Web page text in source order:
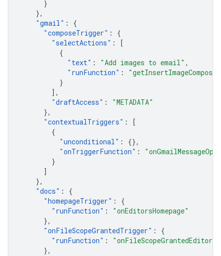
}
},
"gmail" :
{
"composeTrigger" :
{
"selectActions" :
[
{
" text" : "Add images to email" ,
" runFunction" :
}
],
"draftAccess" :
"METADATA"
},
"contextualTriggers" :
[
{
"unconditional" :
{},
"onTriggerFunction" :
}
]
},
"docs" :
{
"homepageTrigger" :
{
" runFunction" :
"onEditorsHomepage"
},
"onFileScopeGrantedTrigger" :
{
" runFunction" :
"onFileScopeGrantedEditors"
},